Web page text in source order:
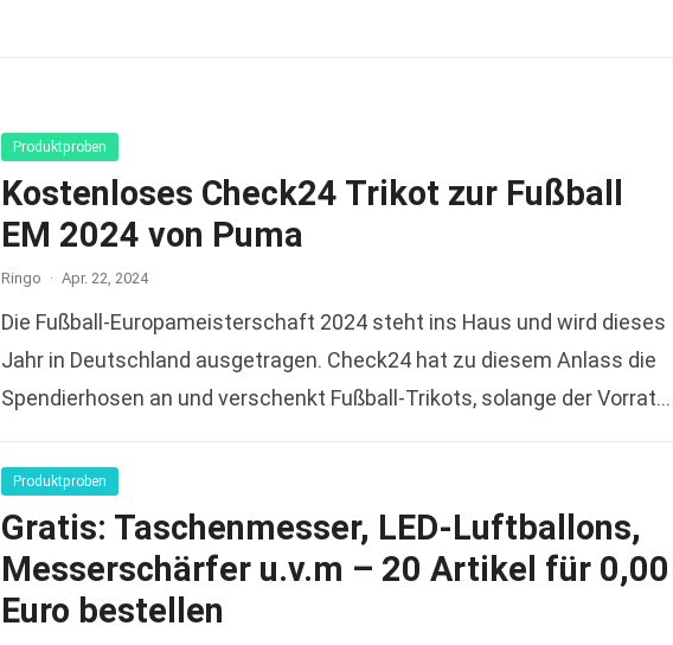
Produktproben
Kostenloses Check24 Trikot zur Fußball
EM 2024 von Puma
Ringo · Apr. 22, 2024
Die Fußball-Europameisterschaft 2024 steht ins Haus und wird dieses
Jahr in Deutschland ausgetragen. Check24 hat zu diesem Anlass die
Spendierhosen an und verschenkt Fußball-Trikots, solange der Vorrat
Produktproben
Gratis: Taschenmesser, LED-Luftballons,
Messerschärfer u.v.m – 20 Artikel für 0,00
Euro bestellen